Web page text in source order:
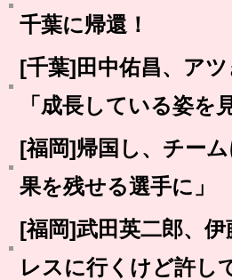
千葉に帰還！
[千葉]田中佑昌、ア
「成長している姿を
[福岡]帰国し、チー
果を残せる選手に」
[福岡]武田英二郎、
レスに行くけど許し